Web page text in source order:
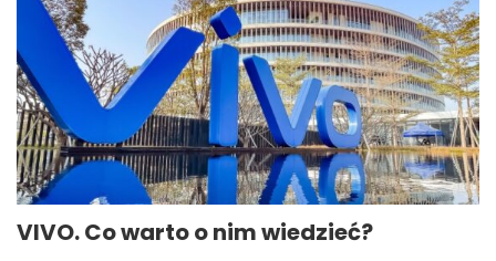
VIVO. Co warto o nim wiedzieć?